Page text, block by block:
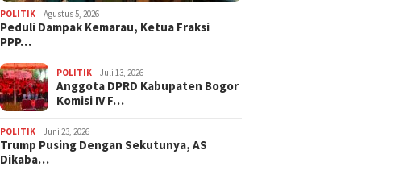
POLITIK Agustus 5, 2026
‎Peduli Dampak Kemarau, Ketua Fraksi
PPP…
POLITIK Juli 13, 2026
Anggota DPRD Kabupaten Bogor
Komisi IV F…
POLITIK Juni 23, 2026
Trump Pusing Dengan Sekutunya, AS
Dikaba…